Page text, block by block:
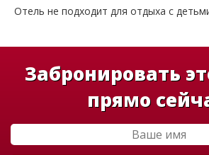
Отель не подходит для отдыха с
Забронировать
прямо